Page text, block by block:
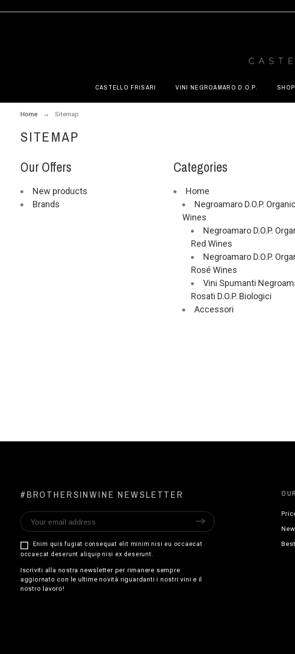
CASTELLO FRISARI VINI NEGROAMARO D.O.P. SHOP
Home Sitemap
SITEMAP
Our Offers
New products
Brands
Categories
Home
Negroamaro D.O.P. Organic
Wines
Negroamaro D.O.P.
Red Wines
Negroamaro D.O.P.
Rosé Wines
Vini Spumanti
Rosati D.O.P. Biologici
Accessori
#BROTHERSINWINE NEWSLETTER
Enim quis fugiat consequat elit minim nisi eu occaecat
occaecat deserunt aliquip nisi ex deserunt.
Iscriviti alla nostra newsletter per rimanere sempre
aggiornato con le ultime novità riguardanti i nostri vini e il
nostro lavoro!